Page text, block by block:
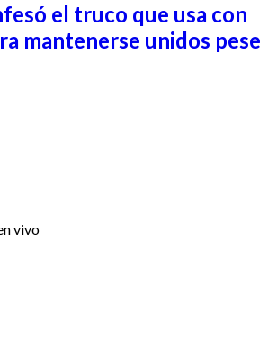
el truco que usa con
mantenerse unidos pese
vivo